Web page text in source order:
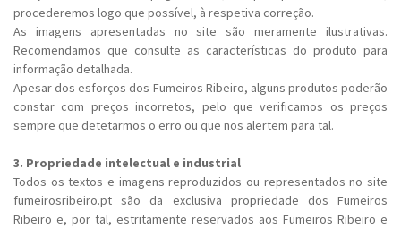
procederemos logo que possível, à respetiva correção.
As imagens apresentadas no site são meramente ilustrativas.
Recomendamos que consulte as características do produto para
informação detalhada.
Apesar dos esforços dos Fumeiros Ribeiro, alguns produtos poderão
constar com preços incorretos, pelo que verificamos os preços
sempre que detetarmos o erro ou que nos alertem para tal.
3. Propriedade intelectual e industrial
Todos os textos e imagens reproduzidos ou representados no site
fumeirosribeiro.pt são da exclusiva propriedade dos Fumeiros
Ribeiro e, por tal, estritamente reservados aos Fumeiros Ribeiro e